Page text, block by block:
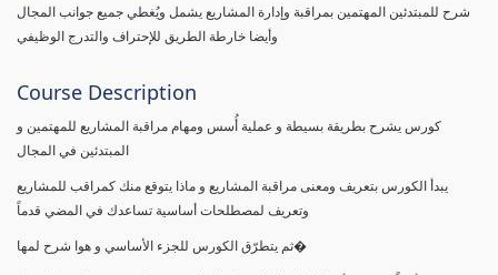
شرح للمبتدئين المهتمين بمراقبة وإدارة المشاريع يشمل ويُغطي جميع جوانب المجال
وأيضا خارطة الطريق للإحتراف والتدرج الوظيفي
Course Description
كورس يشرح بطريقة بسيطة و عملية أُسس ومهام مراقبة المشاريع للمهتمين و
المبتدئين في المجال
يبدأ الكورس بتعريف ومعنى مراقبة المشاريع و ماذا يتوقع منك كمراقب للمشاريع
وتعريف لمصطلحات أساسية تساعدك في المضي قدماً
ثم يتطرّق الكورس للجزء الأساسي و هوا شرح لمها�